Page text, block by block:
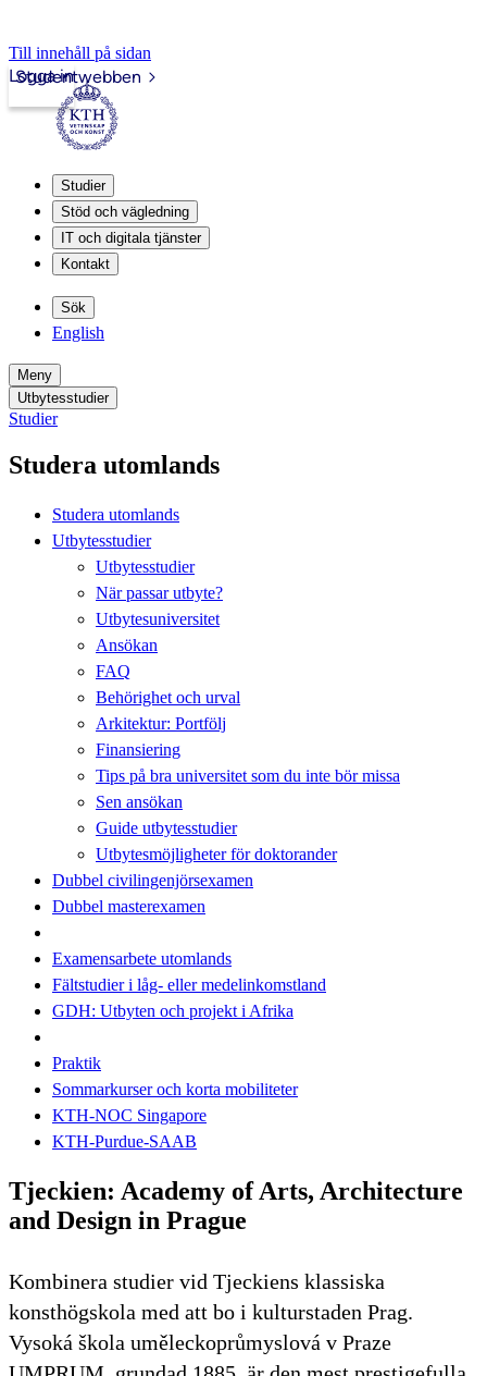
Till innehåll på sidan
Studentwebben
Logga in
Studier
Stöd och vägledning
IT och digitala tjänster
Kontakt
Sök
English
Meny
Utbytesstudier
Studier
Studera utomlands
Studera utomlands
Utbytesstudier
Utbytesstudier
När passar utbyte?
Utbytesuniversitet
Ansökan
FAQ
Behörighet och urval
Arkitektur: Portfölj
Finansiering
Tips på bra universitet som du inte bör missa
Sen ansökan
Guide utbytesstudier
Utbytesmöjligheter för doktorander
Dubbel civilingenjörsexamen
Dubbel masterexamen
Examensarbete utomlands
Fältstudier i låg- eller medelinkomstland
GDH: Utbyten och projekt i Afrika
Praktik
Sommarkurser och korta mobiliteter
KTH-NOC Singapore
KTH-Purdue-SAAB
Tjeckien: Academy of Arts, Architecture
and Design in Prague
Kombinera studier vid Tjeckiens klassiska
konsthögskola med att bo i kulturstaden Prag.
Vysoká škola uměleckoprůmyslová v Praze